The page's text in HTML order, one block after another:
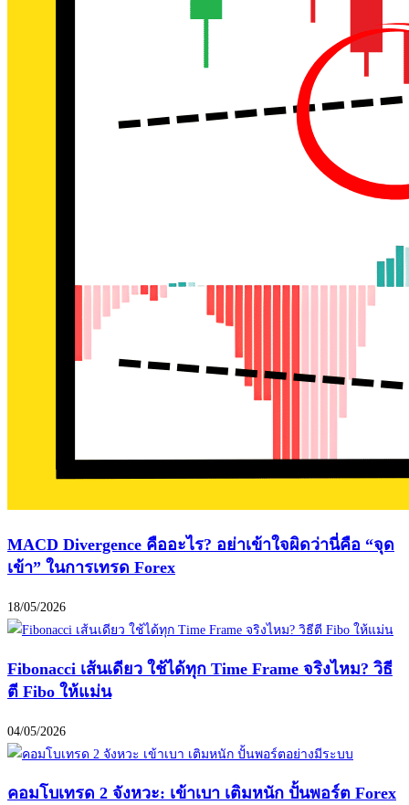
MACD Divergence คืออะไร? อย่าเข้าใจผิดว่านี่คือ “จุด
เข้า” ในการเทรด Forex
18/05/2026
Fibonacci เส้นเดียว ใช้ได้ทุก Time Frame จริงไหม? วิธี
ตี Fibo ให้แม่น
04/05/2026
คอมโบเทรด 2 จังหวะ: เข้าเบา เติมหนัก ปั้นพอร์ต Forex